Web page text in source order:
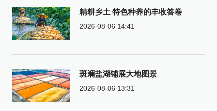
精耕乡土 特色种养的丰收答卷
2026-08-06 14:41
斑斓盐湖铺展大地图景
2026-08-06 13:31